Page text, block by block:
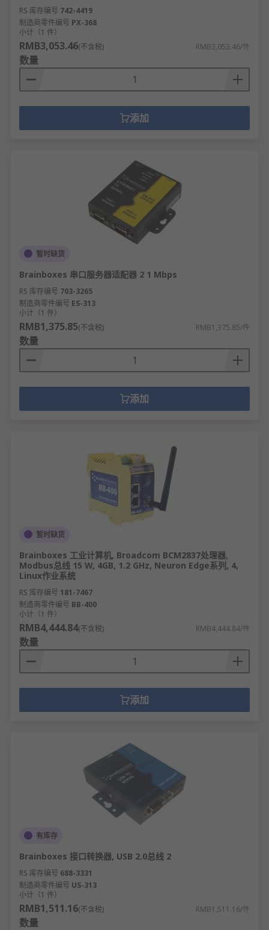
RS 库存编号 742-4419
制造商零件编号 PX-368
小计（1 件）
RMB3,053.46(不含税) RMB3,053.46/件
数量
添加
暂时缺货
Brainboxes 串口服务器适配器 2 1 Mbps
RS 库存编号 703-3265
制造商零件编号 ES-313
小计（1 件）
RMB1,375.85(不含税) RMB1,375.85/件
数量
添加
暂时缺货
Brainboxes 工业计算机, Broadcom BCM2837处理器,
Modbus总线 15 W, 4GB, 1.2 GHz, Neuron Edge系列, 4,
Linux作业系统
RS 库存编号 181-7467
制造商零件编号 BB-400
小计（1 件）
RMB4,444.84(不含税) RMB4,444.84/件
数量
添加
有库存
Brainboxes 接口转换器, USB 2.0总线 2
RS 库存编号 688-3331
制造商零件编号 US-313
小计（1 件）
RMB1,511.16(不含税) RMB1,511.16/件
数量